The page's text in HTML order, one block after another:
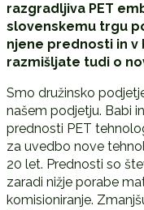
razgradljiva PET
slovenskemu trgu
njene prednosti in v
razmišljate tudi o
Smo družinsko
našem podjetju. Babi
prednosti PET
za uvedbo nove
20 let. Prednosti so
zaradi nižje porabe
komisioniranje.